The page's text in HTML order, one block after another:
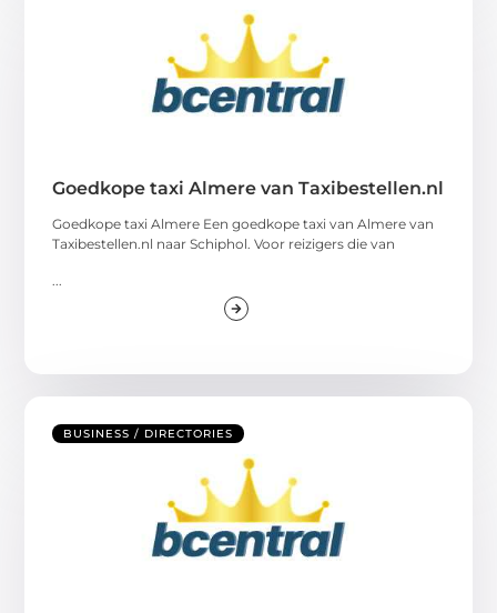
Goedkope taxi Almere van Taxibestellen.nl
Goedkope taxi Almere Een goedkope taxi van Almere van
Taxibestellen.nl naar Schiphol. Voor reizigers die van
BUSINESS / DIRECTORIES